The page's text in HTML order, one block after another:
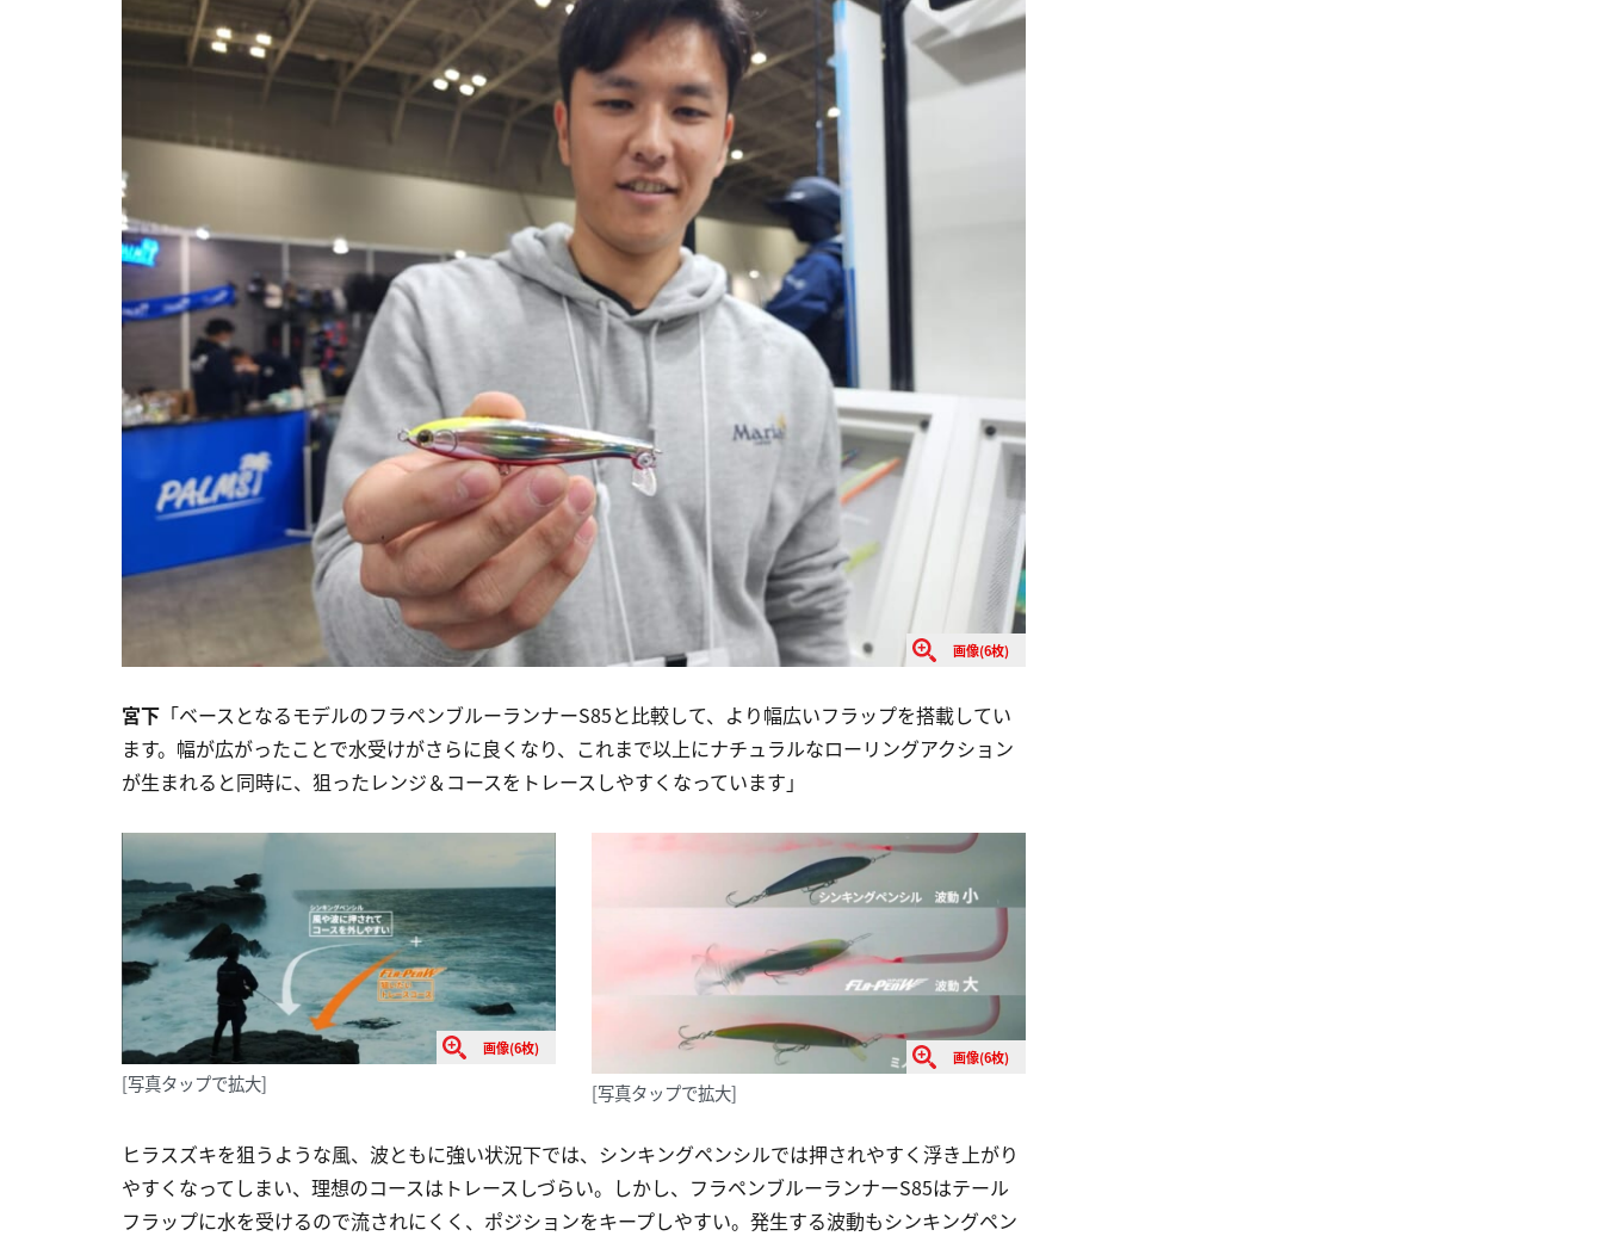
画像(6枚)
宮下 「ベースとなるモデルのフラペンブルーランナーS85と比較して、より幅広いフラップを搭載してい
ます。幅が広がったことで水受けがさらに良くなり、これまで以上にナチュラルなローリングアクション
が生まれると同時に、狙ったレンジ＆コースをトレースしやすくなっています」
画像(6枚)
[写真タップで拡大]
画像(6枚)
[写真タップで拡大]
ヒラスズキを狙うような風、波ともに強い状況下では、シンキングペンシルでは押されやすく浮き上がり
やすくなってしまい、理想のコースはトレースしづらい。しかし、フラペンブルーランナーS85はテール
フラップに水を受けるので流されにくく、ポジションをキープしやすい。発生する波動もシンキングペン